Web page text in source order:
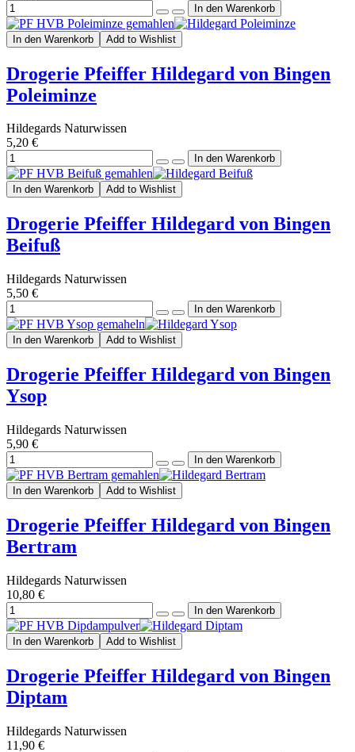
In den Warenkorb Add to Wishlist
Drogerie Pfeiffer Hildegard von Bingen
Poleiminze
Hildegards Naturwissen
5,20 €
In den Warenkorb Add to Wishlist
Drogerie Pfeiffer Hildegard von Bingen
Beifuß
Hildegards Naturwissen
5,50 €
In den Warenkorb Add to Wishlist
Drogerie Pfeiffer Hildegard von Bingen
Ysop
Hildegards Naturwissen
5,90 €
In den Warenkorb Add to Wishlist
Drogerie Pfeiffer Hildegard von Bingen
Bertram
Hildegards Naturwissen
10,80 €
In den Warenkorb Add to Wishlist
Drogerie Pfeiffer Hildegard von Bingen
Diptam
Hildegards Naturwissen
11,90 €